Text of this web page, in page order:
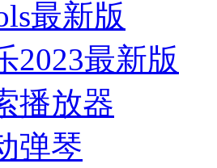
最新版
2023最新版
播放器
弹琴